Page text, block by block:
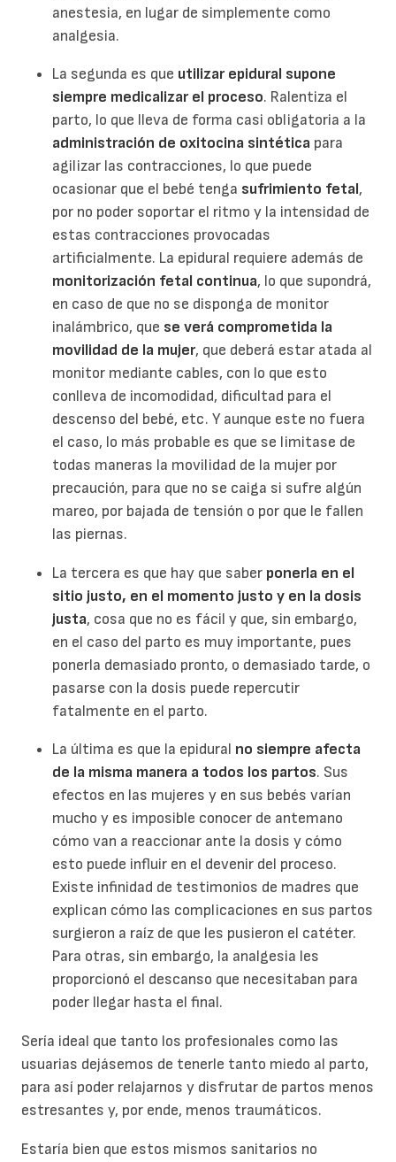
anestesia, en lugar de simplemente como
analgesia.
La segunda es que utilizar epidural supone
siempre medicalizar el proceso. Ralentiza el
parto, lo que lleva de forma casi obligatoria a la
administración de oxitocina sintética para
agilizar las contracciones, lo que puede
ocasionar que el bebé tenga sufrimiento fetal,
por no poder soportar el ritmo y la intensidad de
estas contracciones provocadas
artificialmente. La epidural requiere además de
monitorización fetal continua, lo que supondrá,
en caso de que no se disponga de monitor
inalámbrico, que se verá comprometida la
movilidad de la mujer, que deberá estar atada al
monitor mediante cables, con lo que esto
conlleva de incomodidad, dificultad para el
descenso del bebé, etc. Y aunque este no fuera
el caso, lo más probable es que se limitase de
todas maneras la movilidad de la mujer por
precaución, para que no se caiga si sufre algún
mareo, por bajada de tensión o por que le fallen
las piernas.
La tercera es que hay que saber ponerla en el
sitio justo, en el momento justo y en la dosis
justa, cosa que no es fácil y que, sin embargo,
en el caso del parto es muy importante, pues
ponerla demasiado pronto, o demasiado tarde, o
pasarse con la dosis puede repercutir
fatalmente en el parto.
La última es que la epidural no siempre afecta
de la misma manera a todos los partos. Sus
efectos en las mujeres y en sus bebés varían
mucho y es imposible conocer de antemano
cómo van a reaccionar ante la dosis y cómo
esto puede influir en el devenir del proceso.
Existe infinidad de testimonios de madres que
explican cómo las complicaciones en sus partos
surgieron a raíz de que les pusieron el catéter.
Para otras, sin embargo, la analgesia les
proporcionó el descanso que necesitaban para
poder llegar hasta el final.
Sería ideal que tanto los profesionales como las
usuarias dejásemos de tenerle tanto miedo al parto,
para así poder relajarnos y disfrutar de partos menos
estresantes y, por ende, menos traumáticos.
Estaría bien que estos mismos sanitarios no